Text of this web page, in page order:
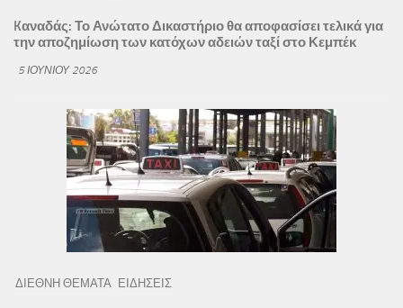
Kαναδάς: Το Ανώτατο Δικαστήριο θα αποφασίσει τελικά για
την αποζημίωση των κατόχων αδειών ταξί στο Κεμπέκ
5 ΙΟΥΝΊΟΥ 2026
ΔΙΕΘΝΗ ΘΕΜΑΤΑ ΕΙΔΗΣΕΙΣ